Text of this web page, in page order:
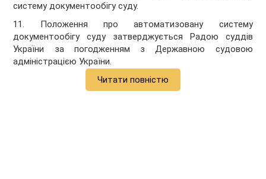
систему документообігу суду.
11. Положення про автоматизовану систему
документообігу суду затверджується Радою суддів
України за погодженням з Державною судовою
адміністрацією України.
Читати повністю